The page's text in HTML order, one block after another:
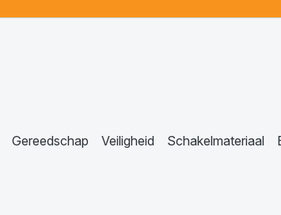
Gereedschap Veiligheid Schakelmateriaal